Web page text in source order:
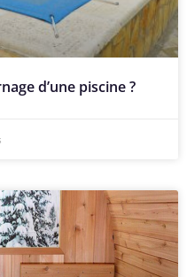
d’une piscine ?